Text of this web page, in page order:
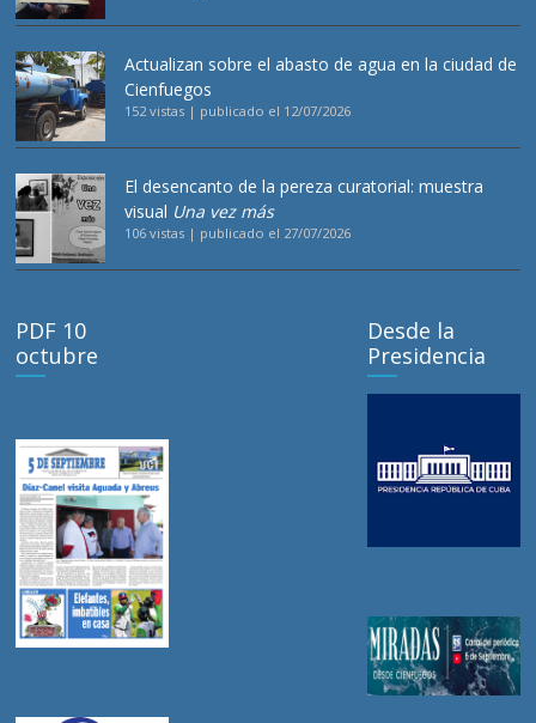
Actualizan sobre el abasto de agua en la ciudad de
Cienfuegos
152 vistas | publicado el 12/07/2026
El desencanto de la pereza curatorial: muestra
visual Una vez más
106 vistas | publicado el 27/07/2026
PDF 10
octubre
Desde la
Presidencia